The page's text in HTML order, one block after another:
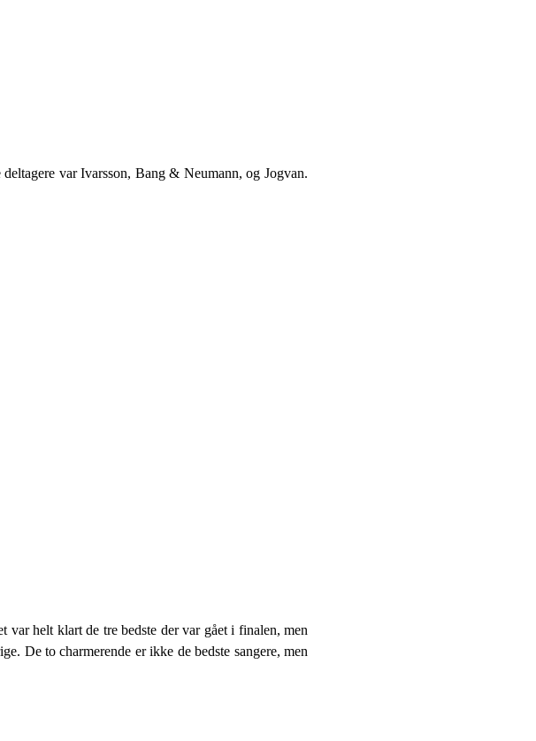
var Ivarsson, Bang & Neumann, og Jogvan.
helt klart de tre bedste der var gået i finalen, men
De to charmerende er ikke de bedste sangere, men